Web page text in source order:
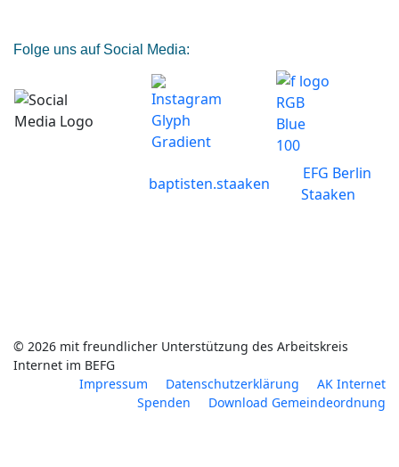
Folge uns auf Social Media:
baptisten.staaken
EFG Berlin
Staaken
© 2026 mit freundlicher Unterstützung des Arbeitskreis
Internet im BEFG
Impressum
Datenschutzerklärung
AK Internet
Spenden
Download Gemeindeordnung